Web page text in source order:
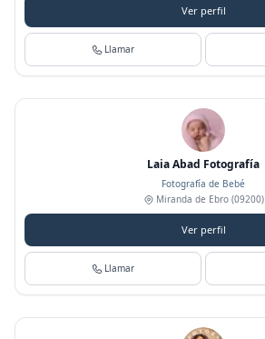
Ver perfil
Llamar
Laia Abad Fotografía
Fotografía de Bebé
Miranda de Ebro(09200)
Ver perfil
Llamar